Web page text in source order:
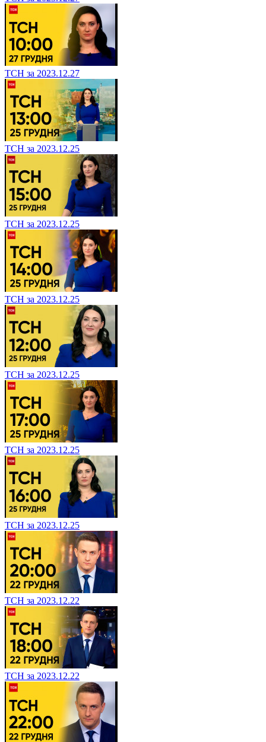
ТСН за 2023.12.27
ТСН за 2023.12.25
ТСН за 2023.12.25
ТСН за 2023.12.25
ТСН за 2023.12.25
ТСН за 2023.12.25
ТСН за 2023.12.25
ТСН за 2023.12.22
ТСН за 2023.12.22